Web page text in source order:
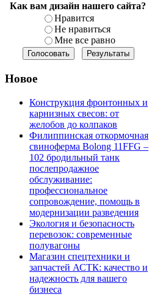
Как вам дизайн нашего сайта?
Нравится
Не нравиться
Мне все равно
Новое
Конструкция фронтонных и
карнизных свесов: от
желобов до колпаков
Филиппинская откормочная
свиноферма Bolong 11FFG –
102 бродильный танк
послепродажное
обслуживание:
профессиональное
сопровождение, помощь в
модернизации разведения
Экология и безопасность
перевозок: современные
полувагоны
Магазин спецтехники и
запчастей АСТК: качество и
надежность для вашего
бизнеса